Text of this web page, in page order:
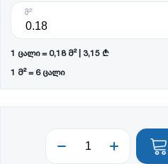
მ²
1 ცალი = 0,18 მ² | 3,15 ₾
1 მ² = 6 ცალი